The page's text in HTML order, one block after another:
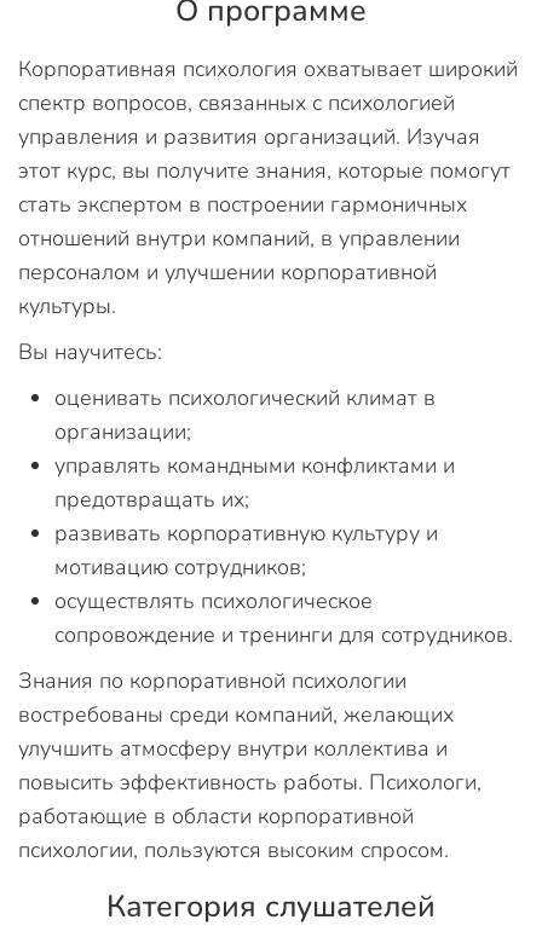
О программе
Корпоративная психология охватывает широкий
спектр вопросов, связанных с психологией
управления и развития организаций. Изучая
этот курс, вы получите знания, которые помогут
стать экспертом в построении гармоничных
отношений внутри компаний, в управлении
персоналом и улучшении корпоративной
культуры.
Вы научитесь:
оценивать психологический климат в
организации;
управлять командными конфликтами и
предотвращать их;
развивать корпоративную культуру и
мотивацию сотрудников;
осуществлять психологическое
сопровождение и тренинги для сотрудников.
Знания по корпоративной психологии
востребованы среди компаний, желающих
улучшить атмосферу внутри коллектива и
повысить эффективность работы. Психологи,
работающие в области корпоративной
психологии, пользуются высоким спросом.
Категория слушателей